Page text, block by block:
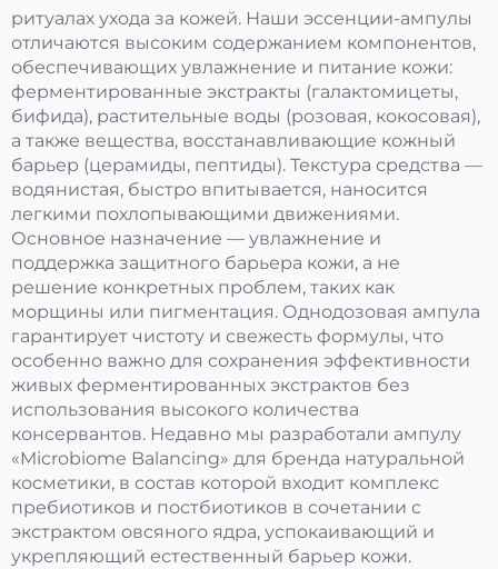
ритуалах ухода за кожей. Наши эссенции-ампулы
отличаются высоким содержанием компонентов,
обеспечивающих увлажнение и питание кожи:
ферментированные экстракты (галактомицеты,
бифида), растительные воды (розовая, кокосовая),
а также вещества, восстанавливающие кожный
барьер (церамиды, пептиды). Текстура средства —
водянистая, быстро впитывается, наносится
легкими похлопывающими движениями.
Основное назначение — увлажнение и
поддержка защитного барьера кожи, а не
решение конкретных проблем, таких как
морщины или пигментация. Однодозовая ампула
гарантирует чистоту и свежесть формулы, что
особенно важно для сохранения эффективности
живых ферментированных экстрактов без
использования высокого количества
консервантов. Недавно мы разработали ампулу
«Microbiome Balancing» для бренда натуральной
косметики, в состав которой входит комплекс
пребиотиков и постбиотиков в сочетании с
экстрактом овсяного ядра, успокаивающий и
укрепляющий естественный барьер кожи.